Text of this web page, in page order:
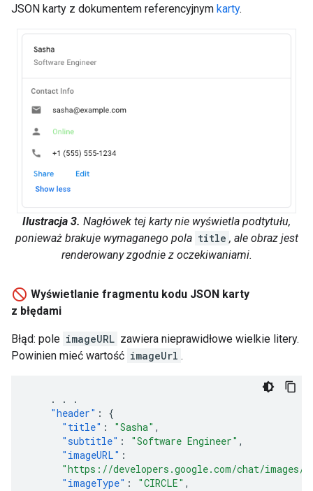
JSON karty z dokumentem referencyjnym karty.
Ilustracja 3. Nagłówek tej karty nie wyświetla podtytułu,
ponieważ brakuje wymaganego pola title , ale obraz jest
renderowany zgodnie z oczekiwaniami.
Wyświetlanie fragmentu kodu JSON karty
z błędami
Błąd: pole imageURL zawiera nieprawidłowe wielkie litery.
Powinien mieć wartość imageUrl .
. .
.
"header" :
{
"title" : "Sasha" ,
"subtitle" : "Software Engineer" ,
"imageURL" :
"https://developers.google.com/chat/images/
"imageType" : "CIRCLE" ,